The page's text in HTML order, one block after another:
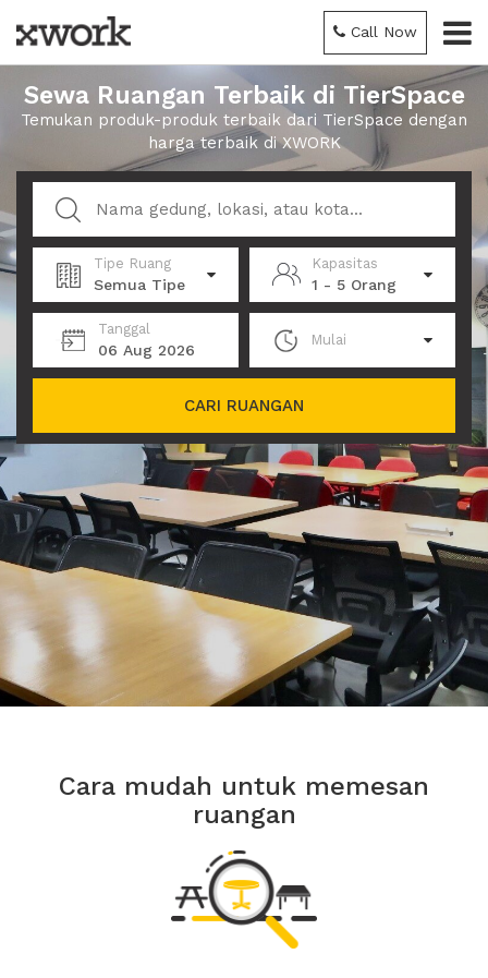
Call Now
Sewa Ruangan Terbaik di TierSpace
Temukan produk-produk terbaik dari TierSpace dengan
harga terbaik di XWORK
Tipe Ruang
Semua Tipe
Kapasitas
1 - 5 Orang
Tanggal
06 Aug 2026
Mulai
CARI RUANGAN
Cara mudah untuk memesan
ruangan